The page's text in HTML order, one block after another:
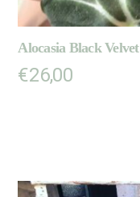
Alocasia Black Velvet
€26,00